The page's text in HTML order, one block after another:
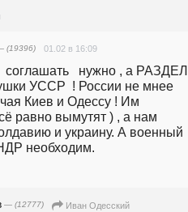
(19396) 01.02 в 16:09
соглашать   нужно , а РАЗДЕЛ
УССР  ! России не мнее
Киев и Одессу ! Им
равно вымутят ) , а нам
и украину. А военный
необходим.
— (12777) Иван Одесский